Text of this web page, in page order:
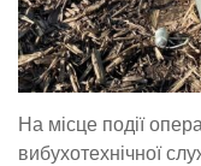
На місце події
вибухотехнічної